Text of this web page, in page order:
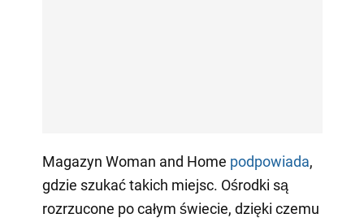
Magazyn Woman and Home podpowiada,
gdzie szukać takich miejsc. Ośrodki są
rozrzucone po całym świecie, dzięki czemu